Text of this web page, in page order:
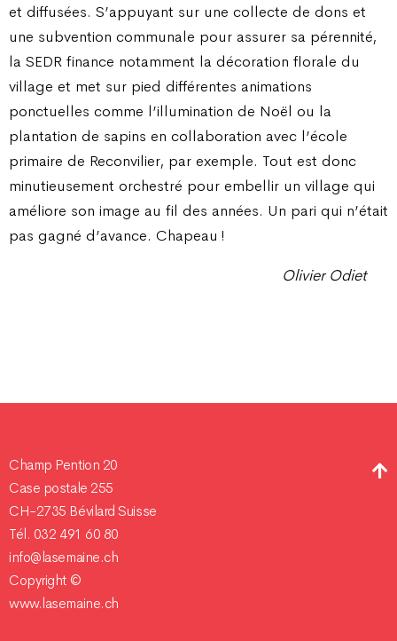
et diffusées. S’appuyant sur une collecte de dons et
une subvention communale pour assurer sa pérennité,
la SEDR finance notamment la décoration florale du
village et met sur pied différentes animations
ponctuelles comme l’illumination de Noël ou la
plantation de sapins en collaboration avec l’école
primaire de Reconvilier, par exemple. Tout est donc
minutieusement orchestré pour embellir un village qui
améliore son image au fil des années. Un pari qui n’était
pas gagné d’avance. Chapeau !
Olivier Odiet
Champ Pention 20
Case postale 255
CH-2735 Bévilard Suisse
Tél. 032 491 60 80
info@lasemaine.ch
Copyright ©
www.lasemaine.ch